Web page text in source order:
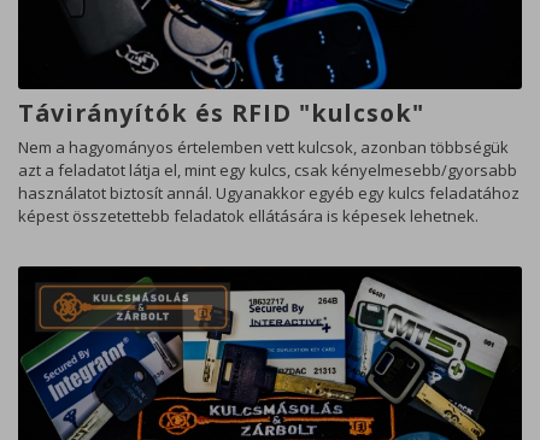
Távirányítók és RFID "kulcsok"
Nem a hagyományos értelemben vett kulcsok, azonban többségük
azt a feladatot látja el, mint egy kulcs, csak kényelmesebb/gyorsabb
használatot biztosít annál. Ugyanakkor egyéb egy kulcs feladatához
képest összetettebb feladatok ellátására is képesek lehetnek.
Alapvető sütik (kötelező)